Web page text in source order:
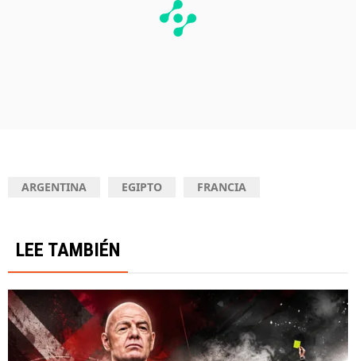
ARGENTINA EGIPTO FRANCIA
LEE TAMBIÉN